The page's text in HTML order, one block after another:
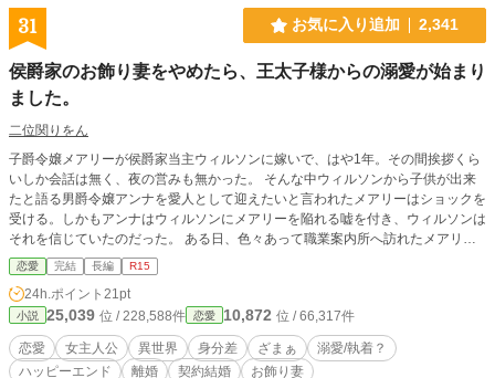
31 お気に入り追加 2,341
侯爵家のお飾り妻をやめたら、王太子様からの溺愛が始まり
ました。
二位関りをん
子爵令嬢メアリーが侯爵家当主ウィルソンに嫁いで、はや1年。その間挨拶くら
いしか会話は無く、夜の営みも無かった。 そんな中ウィルソンから子供が出来
たと語る男爵令嬢アンナを愛人として迎えたいと言われたメアリーはショックを
受ける。しかもアンナはウィルソンにメアリーを陥れる嘘を付き、ウィルソンは
それを信じていたのだった。 ある日、色々あって職業案内所へ訪れたメアリー
は秒速で王宮の女官に合格。結婚生活は1年を過ぎ、離婚成立の条件も整ってい
たため、メアリーは思い切ってウィルソンに離婚届をつきつけた。 そして王宮
の女官になったメアリーは、王太子レアードからある提案を受けて……？ ※世
界観などゆるゆるです。温かい目で見てください
恋愛 完結 長編 R15
24h.ポイント 21pt
小説 25,039 位 / 228,588件 恋愛 10,872 位 / 66,317件
恋愛 女主人公 異世界 身分差 ざまぁ
溺愛/執着？
ハッピーエンド
離婚 契約結婚 お飾り妻